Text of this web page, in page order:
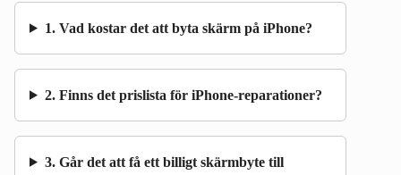
1. Vad kostar det att byta skärm på iPhone?
2. Finns det prislista för iPhone-reparationer?
3. Går det att få ett billigt skärmbyte till